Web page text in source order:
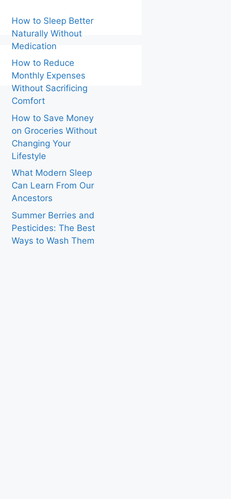
How to Sleep Better
Naturally Without
Medication
How to Reduce
Monthly Expenses
Without Sacrificing
Comfort
How to Save Money
on Groceries Without
Changing Your
Lifestyle
What Modern Sleep
Can Learn From Our
Ancestors
Summer Berries and
Pesticides: The Best
Ways to Wash Them